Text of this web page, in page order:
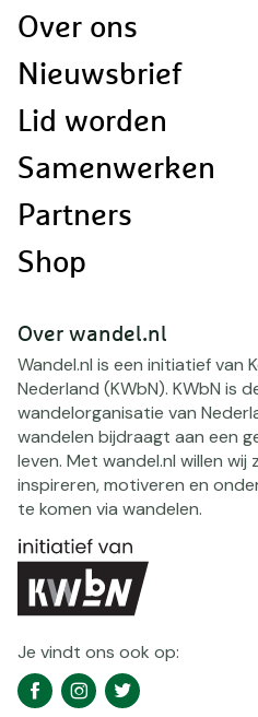
Doormat
Over ons
Nieuwsbrief
Lid worden
Samenwerken
Partners
Shop
Over wandel.nl
Wandel.nl is een initiatief van
Nederland (KWbN). KWbN is
wandelorganisatie van
wandelen bijdraagt aan een
leven. Met wandel.nl willen wij
inspireren, motiveren en
te komen via wandelen.
Je vindt ons ook op:
Social
media
FacebookInstagramTwitter